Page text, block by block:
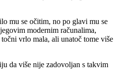
mu se očitim, no po glavi mu se
modernim računalima,
vrlo mala, ali unatoč tome više
da više nije zadovoljan s takvim